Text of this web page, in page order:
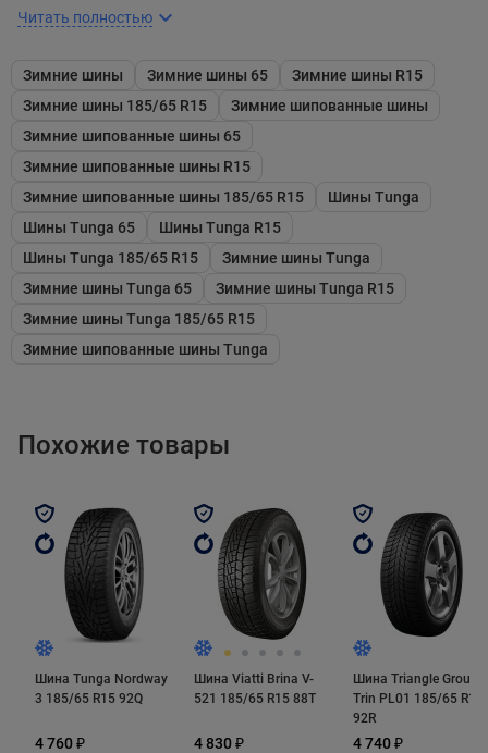
приемлемому качеству. Tunga – это российский бренд,
шины». Автопокрышки Tunga Nordway ориентированы
преимущественно на популярные модели бюджетных
автомобилей.
Главные преимущества шин Tunga Nordway
Поскольку шины разработаны российским
производителем, в них учтены главные потребности
наших водителей с учетом непредсказуемых погодных
условий в зимний период. Особенно хорошо колеса
зарекомендовали себя на заметенной дороге, где
оптимального сочетания новейших производственных
технологий и материалов при невысокой
себестоимости. Особое внимание производитель
уделяет соблюдению стандартов качества в процессе
производства, благодаря чему покупатель получает
продукт, полностью отвечающий актуальным
нормам.
Особенности зимних шин Tunga Nordway
Читать полностью
Зимние шины Зимние шины 65
Зимние шины R15
Зимние шины 185/65 R15
Зимние шипованные шины
Зимние шипованные шины 65
Зимние шипованные шины R15
Зимние шипованные шины 185/65 R15
Шины Tunga
Шины Tunga 65
Шины Tunga R15
Шины Tunga 185/65 R15
Зимние шины Tunga
Зимние шины Tunga 65
Зимние шины Tunga R15
Зимние шины Tunga 185/65 R15
Зимние шипованные шины Tunga
Похожие товары
Шина Tunga Nordway
3 185/65 R15 92Q
4 760 ₽
Шина Viatti Brina V-
521 185/65 R15 88T
4 830 ₽
Шина Triangle Group
Trin PL01 185/65 R15
92R
4 740 ₽